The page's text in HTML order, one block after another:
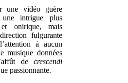
une vidéo guère
intrigue plus
et onirique, mais
fulgurante
à aucun
musique données
de crescendi
passionnante.